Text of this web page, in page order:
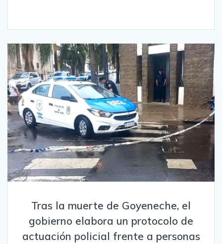
Tras la muerte de Goyeneche, el
gobierno elabora un protocolo de
actuación policial frente a personas